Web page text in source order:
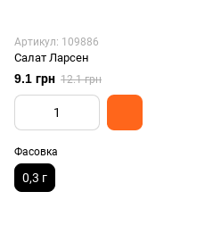
Артикул: 109886
Салат Ларсен
9.1 грн 12.1 грн
Фасовка
0,3 г